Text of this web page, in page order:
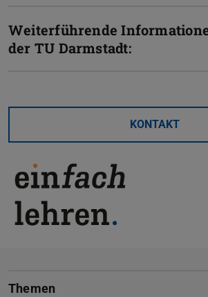
Weiterführende
der TU Darmstadt:
KONTAKT
Themen